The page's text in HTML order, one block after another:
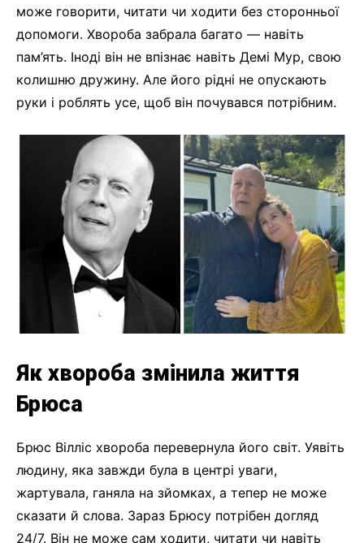
може говорити, читати чи ходити без сторонньої
допомоги. Хвороба забрала багато — навіть
пам’ять. Іноді він не впізнає навіть Демі Мур, свою
колишню дружину. Але його рідні не опускають
руки і роблять усе, щоб він почувався потрібним.
Як хвороба змінила життя
Брюса
Брюс Вілліс хвороба перевернула його світ. Уявіть
людину, яка завжди була в центрі уваги,
жартувала, ганяла на зйомках, а тепер не може
сказати й слова. Зараз Брюсу потрібен догляд
24/7. Він не може сам ходити, читати чи навіть